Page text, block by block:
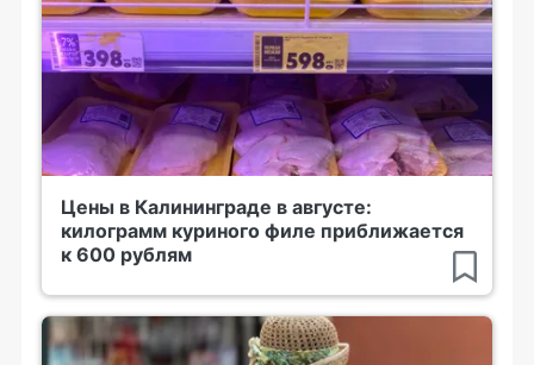
Цены в Калининграде в августе:
килограмм куриного филе приближается
к 600 рублям